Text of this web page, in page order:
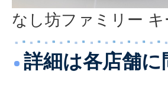
なし坊ファミリー
詳細は各店舗